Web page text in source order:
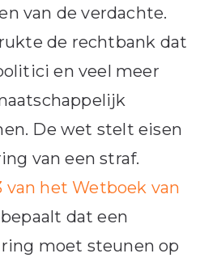
van de verdachte.
de rechtbank dat
en veel meer
De wet stelt eisen
van een straf.
van het Wetboek van
bepaalt dat een
moet steunen op